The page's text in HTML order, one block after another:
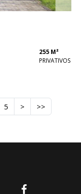
255 M²
PRIVATIVOS
5 > >>